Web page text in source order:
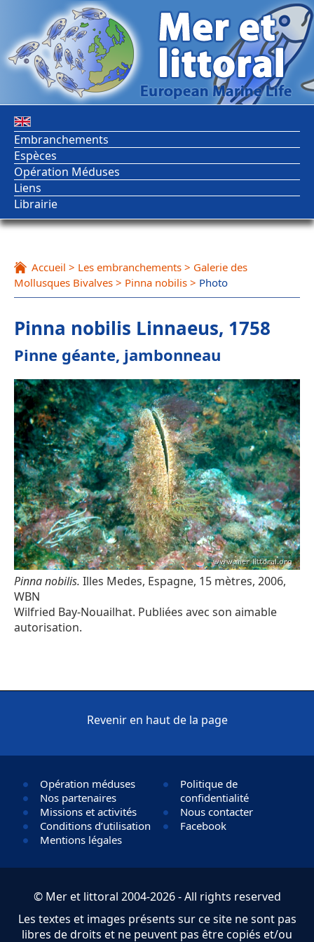
Embranchements
Espèces
Opération Méduses
Liens
Librairie
Accueil > Les embranchements > Galerie des
Mollusques Bivalves > Pinna nobilis > Photo
Pinna nobilis Linnaeus, 1758
Pinne géante, jambonneau
Pinna nobilis. Illes Medes, Espagne, 15 mètres, 2006,
WBN
Wilfried Bay-Nouailhat. Publiées avec son aimable
autorisation.
Revenir en haut de la page
Opération méduses
Nos partenaires
Missions et activités
Conditions d’utilisation
Mentions légales
Politique de
confidentialité
Nous contacter
Facebook
© Mer et littoral 2004-2026 - All rights reserved
Les textes et images présents sur ce site ne sont pas
libres de droits et ne peuvent pas être copiés et/ou